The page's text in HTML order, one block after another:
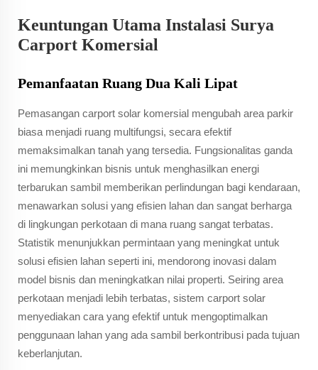
Keuntungan Utama Instalasi Surya
Carport Komersial
Pemanfaatan Ruang Dua Kali Lipat
Pemasangan carport solar komersial mengubah area parkir
biasa menjadi ruang multifungsi, secara efektif
memaksimalkan tanah yang tersedia. Fungsionalitas ganda
ini memungkinkan bisnis untuk menghasilkan energi
terbarukan sambil memberikan perlindungan bagi kendaraan,
menawarkan solusi yang efisien lahan dan sangat berharga
di lingkungan perkotaan di mana ruang sangat terbatas.
Statistik menunjukkan permintaan yang meningkat untuk
solusi efisien lahan seperti ini, mendorong inovasi dalam
model bisnis dan meningkatkan nilai properti. Seiring area
perkotaan menjadi lebih terbatas, sistem carport solar
menyediakan cara yang efektif untuk mengoptimalkan
penggunaan lahan yang ada sambil berkontribusi pada tujuan
keberlanjutan.